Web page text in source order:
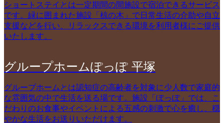
ショートステイとは一定期間の間施設で宿泊できるサービス
です。緑に囲まれた施設「椋の木」で日常生活の介助や自立
支援などを行い、リラックスできる環境を利用者様にご提供
いたします。
グループホームぽっぽ 平塚
グループホームとは認知症の高齢者を対象に少人数で家庭的
な雰囲気の中で生活を送る場です。施設「ぽっぽ」では、こ
だわりのお食事やイベントによる五感の刺激で心を癒し、穏
やかな生活をお送りいただけます。